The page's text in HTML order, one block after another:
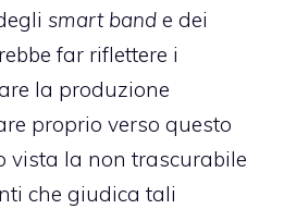
smart band e dei
far riflettere i
la produzione
proprio verso questo
vista la non trascurabile
che giudica tali